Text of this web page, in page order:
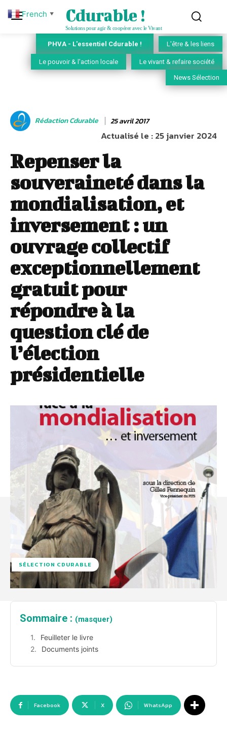
Cdurable !
Solutions pour agir & coopérer avec le Vivant
PHVA - L'essentiel Cdurable ! L'être & les liens
Le pouvoir & l'action locale Le vivant & refaire société
News Sélection
Rédaction Cdurable 25 avril 2017
Actualisé le :25 janvier 2024
Repenser la
souveraineté dans la
mondialisation, et
inversement : un
ouvrage collectif
exceptionnellement
gratuit pour
répondre à la
question clé de
l’élection
présidentielle
SÉLECTION CDURABLE
Sommaire : (masquer)
Feuilleter le livre
Documents joints
Facebook X WhatsApp
French ▼